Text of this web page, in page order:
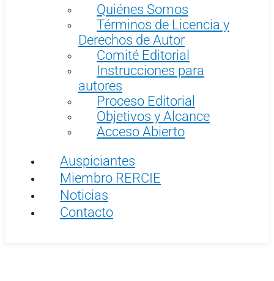
Quiénes Somos
Términos de Licencia y
Derechos de Autor
Comité Editorial
Instrucciones para
autores
Proceso Editorial
Objetivos y Alcance
Acceso Abierto
Auspiciantes
Miembro RERCIE
Noticias
Contacto